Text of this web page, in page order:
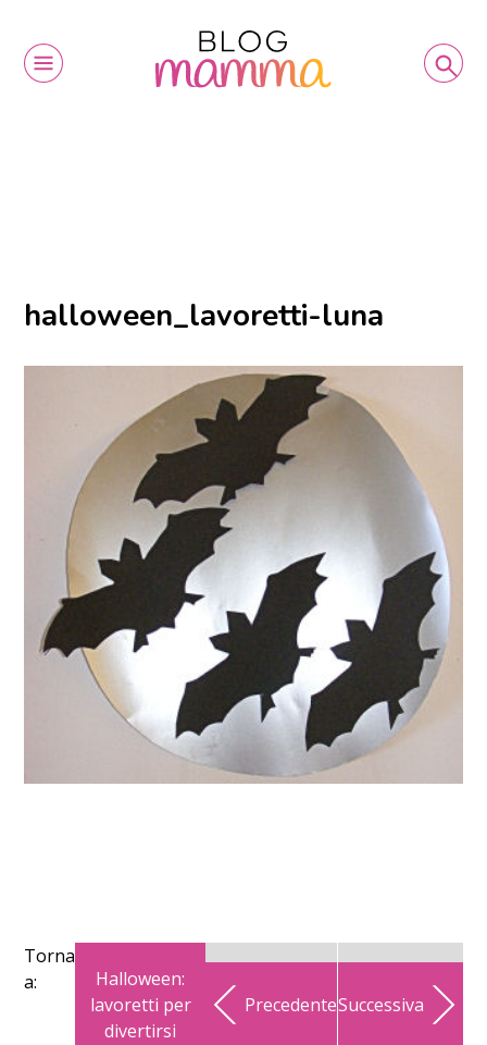
halloween_lavoretti-luna
Torna
a:
Halloween:
lavoretti per
divertirsi
PrecedenteSuccessiva